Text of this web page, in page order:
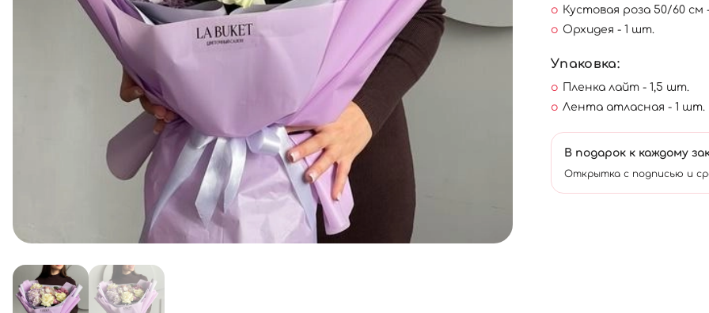
Кустовая роза 50/60 см
Орхидея - 1 шт.
Упаковка:
Пленка лайт - 1,5 шт.
Лента атласная - 1 шт.
В подарок к каждому
Открытка с подписью и